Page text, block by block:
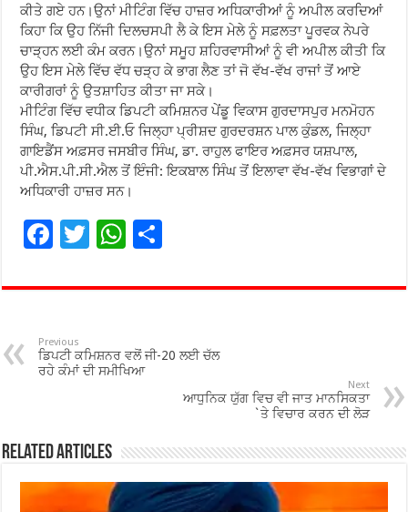
ਕੀਤੇ ਗਏ ਹਨ।ਉਨਾਂ ਮੀਟਿੰਗ ਵਿੱਚ ਹਾਜ਼ਰ ਅਧਿਕਾਰੀਆਂ ਨੂੰ ਅਪੀਲ ਕਰਦਿਆਂ
ਕਿਹਾ ਕਿ ਉਹ ਨਿੱਜੀ ਦਿਲਚਸਪੀ ਲੈ ਕੇ ਇਸ ਮੇਲੇ ਨੂੰ ਸਫ਼ਲਤਾ ਪੂਰਵਕ ਨੇਪਰੇ
ਚਾੜ੍ਹਨ ਲਈ ਕੰਮ ਕਰਨ।ਉਨਾਂ ਸਮੂਹ ਸ਼ਹਿਰਵਾਸੀਆਂ ਨੂੰ ਵੀ ਅਪੀਲ ਕੀਤੀ ਕਿ
ਉਹ ਇਸ ਮੇਲੇ ਵਿੱਚ ਵੱਧ ਚੜ੍ਹ ਕੇ ਭਾਗ ਲੈਣ ਤਾਂ ਜੋ ਵੱਖ-ਵੱਖ ਰਾਜਾਂ ਤੋਂ ਆਏ
ਕਾਰੀਗਰਾਂ ਨੂੰ ਉਤਸ਼ਾਹਿਤ ਕੀਤਾ ਜਾ ਸਕੇ।
ਮੀਟਿੰਗ ਵਿੱਚ ਵਧੀਕ ਡਿਪਟੀ ਕਮਿਸ਼ਨਰ ਪੇਂਡੂ ਵਿਕਾਸ ਗੁਰਦਾਸਪੁਰ ਮਨਮੋਹਨ
ਸਿੰਘ, ਡਿਪਟੀ ਸੀ.ਈ.ਓ ਜਿਲ੍ਹਾ ਪ੍ਰੀਸ਼ਦ ਗੁਰਦਰਸ਼ਨ ਪਾਲ ਕੁੰਡਲ, ਜਿਲ੍ਹਾ
ਗਾਇਡੈਂਸ ਅਫ਼ਸਰ ਜਸਬੀਰ ਸਿੰਘ, ਡਾ. ਰਾਹੁਲ ਫਾਇਰ ਅਫ਼ਸਰ ਯਸ਼ਪਾਲ,
ਪੀ.ਐਸ.ਪੀ.ਸੀ.ਐਲ ਤੋਂ ਇੰਜੀ: ਇਕਬਾਲ ਸਿੰਘ ਤੋਂ ਇਲਾਵਾ ਵੱਖ-ਵੱਖ ਵਿਭਾਗਾਂ ਦੇ
ਅਧਿਕਾਰੀ ਹਾਜ਼ਰ ਸਨ।
F
e
o
o
T
tt
W
at
p
p
ar
Previous
ਡਿਪਟੀ ਕਮਿਸ਼ਨਰ ਵਲੋਂ ਜੀ-20 ਲਈ ਚੱਲ
ਰਹੇ ਕੰਮਾਂ ਦੀ ਸਮੀਖਿਆ
Next
ਆਧੁਨਿਕ ਯੁੱਗ ਵਿਚ ਵੀ ਜਾਤ ਮਾਨਸਿਕਤਾ
`ਤੇ ਵਿਚਾਰ ਕਰਨ ਦੀ ਲੋੜ
Related Articles